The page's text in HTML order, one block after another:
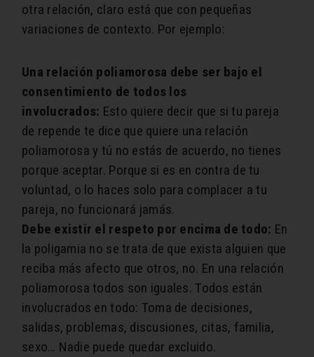
otra relación, claro está que con pequeñas
variaciones de contexto. Por ejemplo:
Una relación poliamorosa debe ser bajo el
consentimiento de todos los
involucrados: Esto quiere decir que si tu pareja
de repende te dice que quiere una relación
poliamorosa y tú no estás de acuerdo, no tienes
porque aceptar. Porque si es en contra de tu
voluntad, o lo haces solo para complacer a tu
pareja, no funcionará jamás.
Debe existir el respeto por encima de todo: En
la poligamia no se trata de que exista alguien que
reciba más afecto que otros, no. En una relación
poliamorosa todos son iguales. Todos están
involucrados en todo: Toma de decisiones,
salidas, problemas, discusiones, citas, familia,
sexo… Nadie puede quedar excluido.